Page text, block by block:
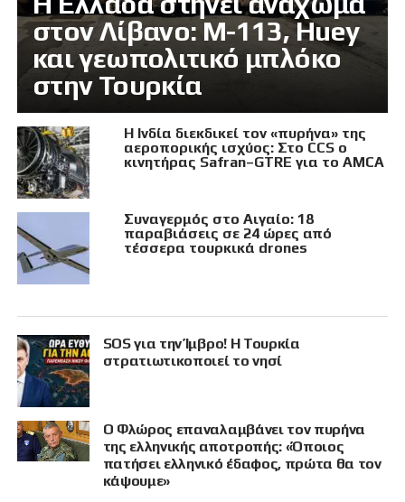
στον Λίβανο: M-113, Huey
και γεωπολιτικό μπλόκο
στην Τουρκία
Η Ινδία διεκδικεί τον «πυρήνα» της
αεροπορικής ισχύος: Στο CCS ο
κινητήρας Safran–GTRE για το AMCA
Συναγερμός στο Αιγαίο: 18
παραβιάσεις σε 24 ώρες από
τέσσερα τουρκικά drones
SOS για την Ίμβρο! Η Τουρκία
στρατιωτικοποιεί το νησί
Ο Φλώρος επαναλαμβάνει τον πυρήνα
της ελληνικής αποτροπής: «Όποιος
πατήσει ελληνικό έδαφος, πρώτα θα τον
κάψουμε»